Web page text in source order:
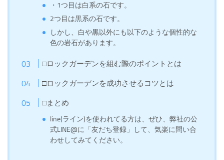
・1つ目は白系の石です。
2つ目は黒系の石です。
しかし、白や黒以外にも以下のような個性的な
色の岩石があります。
□ロックガーデンを組む際のポイントとは
□ロックガーデンを成功させるコツとは
□まとめ
line(ライン)を使われてる方は、ぜひ、弊社の公
式LINE@に「友だち登録」して、気楽に問い合
わせしてみてください。